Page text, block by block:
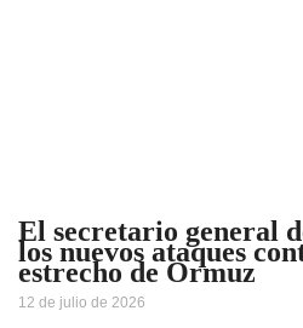
El secretario general
los nuevos ataques
estrecho de Ormuz
12 de julio de 2026